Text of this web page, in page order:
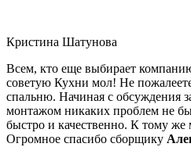
Кристина Шатунова
Всем, кто еще выбирает
советую Кухни мол! Не
спальню. Начиная с обсуждения
монтажом никаких проблем не
быстро и качественно. К тому же
Огромное спасибо сборщику